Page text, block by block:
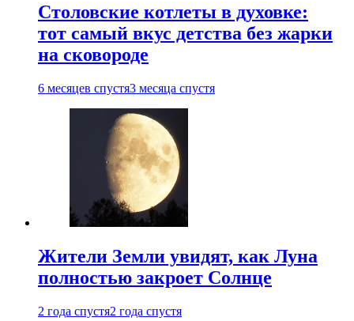
Столовские котлеты в духовке:
тот самый вкус детства без жарки
на сковороде
6 месяцев спустя3 месяца спустя
Жители Земли увидят, как Луна
полностью закроет Солнце
2 года спустя2 года спустя